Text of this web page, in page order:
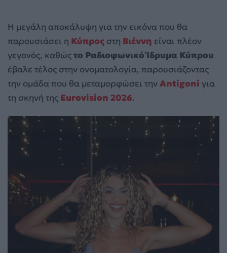
Η μεγάλη αποκάλυψη για την εικόνα που θα
παρουσιάσει η Κύπρος στη Βιέννη είναι πλέον
γεγονός, καθώςτο Ραδιοφωνικό Ίδρυμα Κύπρου
έβαλε τέλος στην ονοματολογία, παρουσιάζοντας
την ομάδα που θα μεταμορφώσει τηνAntigoni για
τη σκηνή της Eurovision 2026.